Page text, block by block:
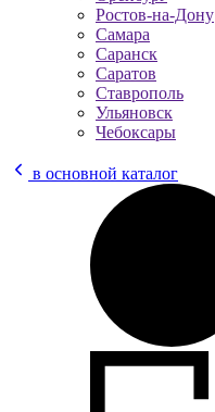
Ростов-на-Дону
Самара
Саранск
Саратов
Ставрополь
Ульяновск
Чебоксары
в основной каталог